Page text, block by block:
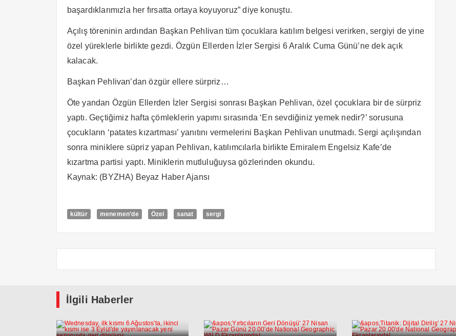
başardıklarımızla her fırsatta ortaya koyuyoruz” diye konuştu.
Açılış töreninin ardından Başkan Pehlivan tüm çocuklara katılım belgesi verirken, sergiyi de yine
özel yüreklerle birlikte gezdi. Özgün Ellerden İzler Sergisi 6 Aralık Cuma Günü’ne dek açık
kalacak.
Başkan Pehlivan’dan özgür ellere sürpriz…
Öte yandan Özgün Ellerden İzler Sergisi sonrası Başkan Pehlivan, özel çocuklara bir de sürpriz
yaptı. Geçtiğimiz hafta çömleklerin yapımı sırasında ‘En sevdiğiniz yemek nedir?’ sorusuna
çocukların ‘patates kızartması’ yanıtını vermelerini Başkan Pehlivan unutmadı. Sergi açılışından
sonra miniklere süpriz yapan Pehlivan, katılımcılarla birlikte Emiralem Engelsiz Kafe’de
kızartma partisi yaptı. Miniklerin mutluluğuysa gözlerinden okundu.
Kaynak: (BYZHA) Beyaz Haber Ajansı
kültür menemen’de Özel sanat sergi
İlgili Haberler